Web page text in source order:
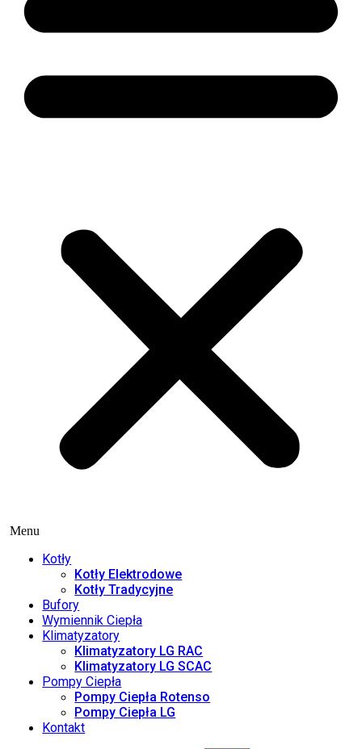
Menu
Kotły
Kotły Elektrodowe
Kotły Tradycyjne
Bufory
Wymiennik Ciepła
Klimatyzatory
Klimatyzatory LG RAC
Klimatyzatory LG SCAC
Pompy Ciepła
Pompy Ciepła Rotenso
Pompy Ciepła LG
Kontakt